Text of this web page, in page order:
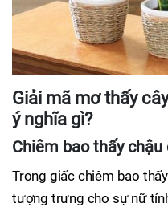
Giải mã mơ thấy
ý nghĩa gì?
Chiêm bao thấy
Trong giấc chiêm bao
tượng trưng cho sự nữ